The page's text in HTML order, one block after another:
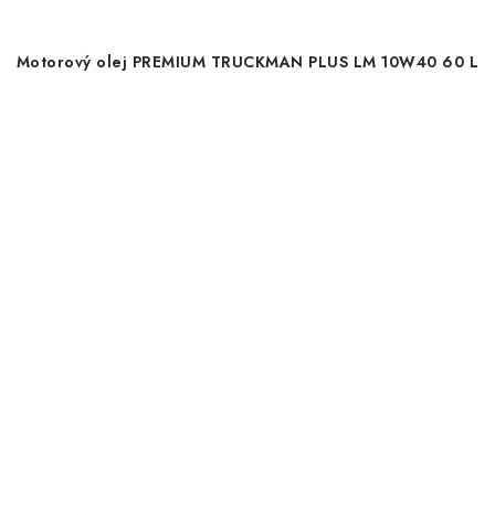
Motorový olej PREMIUM TRUCKMAN PLUS LM 10W40 60 L